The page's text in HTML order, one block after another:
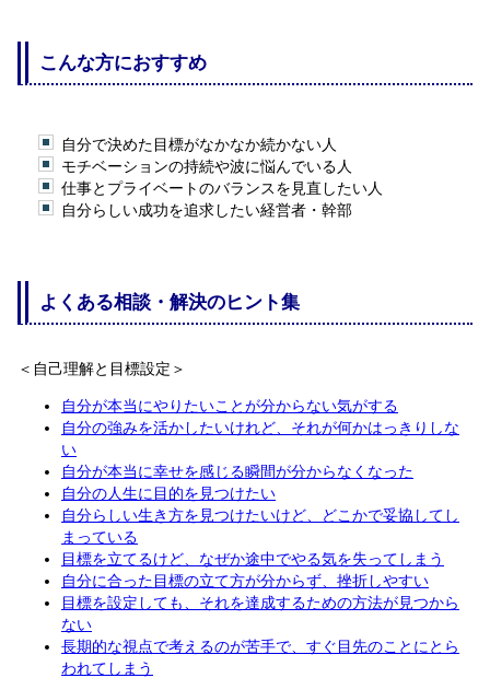
こんな方におすすめ
自分で決めた目標がなかなか続かない人
モチベーションの持続や波に悩んでいる人
仕事とプライベートのバランスを見直したい人
自分らしい成功を追求したい経営者・幹部
よくある相談・解決のヒント集
＜自己理解と目標設定＞
自分が本当にやりたいことが分からない気がする
自分の強みを活かしたいけれど、それが何かはっきりしな
い
自分が本当に幸せを感じる瞬間が分からなくなった
自分の人生に目的を見つけたい
自分らしい生き方を見つけたいけど、どこかで妥協してし
まっている
目標を立てるけど、なぜか途中でやる気を失ってしまう
自分に合った目標の立て方が分からず、挫折しやすい
目標を設定しても、それを達成するための方法が見つから
ない
長期的な視点で考えるのが苦手で、すぐ目先のことにとら
われてしまう